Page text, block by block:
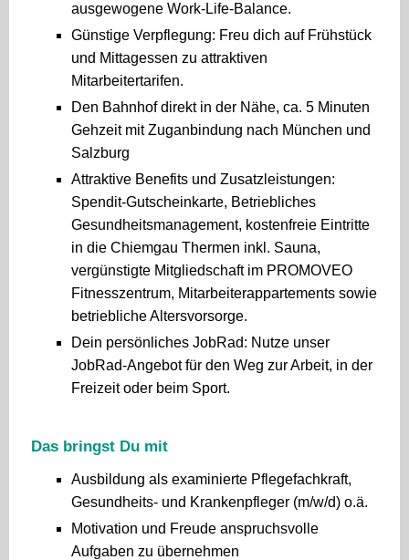
ausgewogene Work-Life-Balance.
Günstige Verpflegung: Freu dich auf Frühstück
und Mittagessen zu attraktiven
Mitarbeitertarifen.
Den Bahnhof direkt in der Nähe, ca. 5 Minuten
Gehzeit mit Zuganbindung nach München und
Salzburg
Attraktive Benefits und Zusatzleistungen:
Spendit-Gutscheinkarte, Betriebliches
Gesundheitsmanagement, kostenfreie Eintritte
in die Chiemgau Thermen inkl. Sauna,
vergünstigte Mitgliedschaft im PROMOVEO
Fitnesszentrum, Mitarbeiterappartements sowie
betriebliche Altersvorsorge.
Dein persönliches JobRad: Nutze unser
JobRad-Angebot für den Weg zur Arbeit, in der
Freizeit oder beim Sport.
Das bringst Du mit
Ausbildung als examinierte Pflegefachkraft,
Gesundheits- und Krankenpfleger (m/w/d) o.ä.
Motivation und Freude anspruchsvolle
Aufgaben zu übernehmen